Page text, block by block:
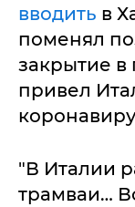
вводить в
поменял
закрытие
привел
"В Италии
трамваи…